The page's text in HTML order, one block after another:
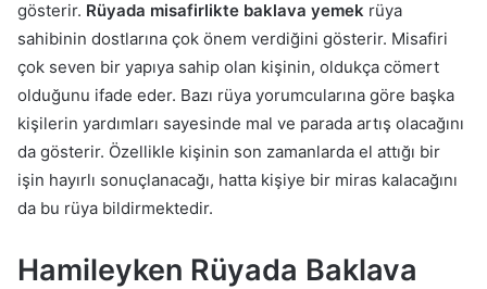
gösterir. Rüyada misafirlikte baklava yemek rüya
sahibinin dostlarına çok önem verdiğini gösterir. Misafiri
çok seven bir yapıya sahip olan kişinin, oldukça cömert
olduğunu ifade eder. Bazı rüya yorumcularına göre başka
kişilerin yardımları sayesinde mal ve parada artış olacağını
da gösterir. Özellikle kişinin son zamanlarda el attığı bir
işin hayırlı sonuçlanacağı, hatta kişiye bir miras kalacağını
da bu rüya bildirmektedir.
Hamileyken Rüyada Baklava